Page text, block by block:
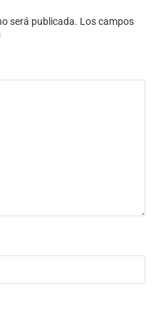
será publicada. Los campos